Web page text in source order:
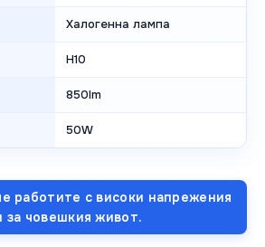
Халогенна лампа
H10
850lm
50W
работите с високи напрежения
за човешкия живот.